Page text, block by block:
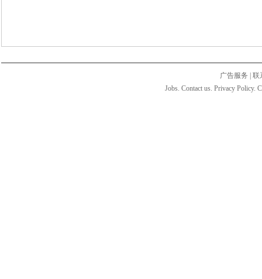
广告服务
联
Jobs. Contact us. Privacy Policy.